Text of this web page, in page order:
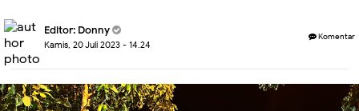
Editor: Donny
Kamis, 20 Juli 2023 - 14.24
Komentar